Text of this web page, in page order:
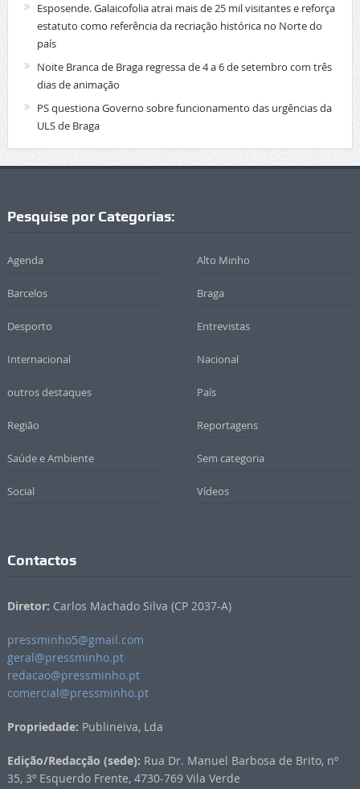
Esposende. Galaicofolia atrai mais de 25 mil visitantes e reforça
estatuto como referência da recriação histórica no Norte do
país
Noite Branca de Braga regressa de 4 a 6 de setembro com três
dias de animação
PS questiona Governo sobre funcionamento das urgências da
ULS de Braga
Pesquise por Categorias:
Agenda Alto Minho
Barcelos Braga
Desporto Entrevistas
Internacional Nacional
outros destaques País
Região Reportagens
Saúde e Ambiente Sem categoria
Social Vídeos
Contactos
Diretor: Carlos Machado Silva (CP 2037-A)
pressminho5@gmail.com
geral@pressminho.pt
redacao@pressminho.pt
comercial@pressminho.pt
Propriedade: Publineiva, Lda
Edição/Redacção (sede): Rua Dr. Manuel Barbosa de Brito, nº
35, 3º Esquerdo Frente, 4730-769 Vila Verde